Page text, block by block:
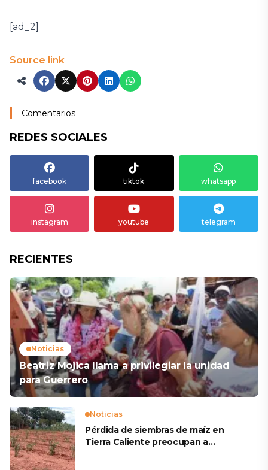
[ad_2]
Source link
Comentarios
REDES SOCIALES
facebook tiktok whatsapp
instagram youtube telegram
RECIENTES
Noticias
Beatriz Mojica llama a privilegiar la unidad
para Guerrero
Noticias
Pérdida de siembras de maíz en
Tierra Caliente preocupan a